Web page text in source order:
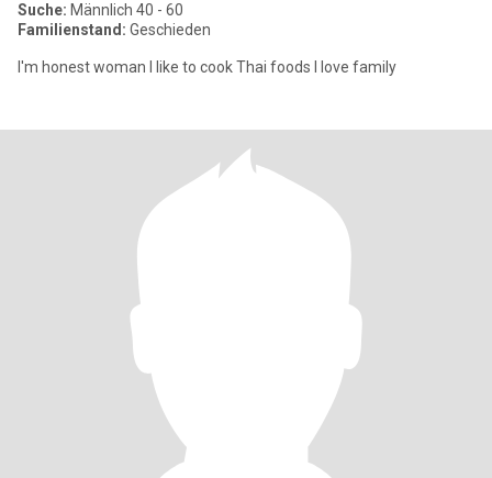
Suche: Männlich 40 - 60
Familienstand: Geschieden
I'm honest woman I like to cook Thai foods I love family